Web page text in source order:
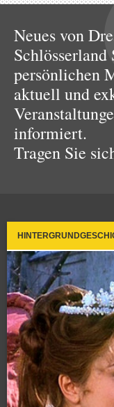
Neues von
Schlösserland
persönlichen
aktuell und
informiert.
Tragen Sie